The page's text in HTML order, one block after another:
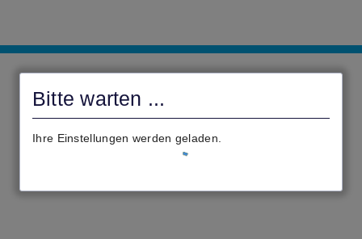
Bitte warten ...
Ihre Einstellungen werden geladen.
Biedenkopf